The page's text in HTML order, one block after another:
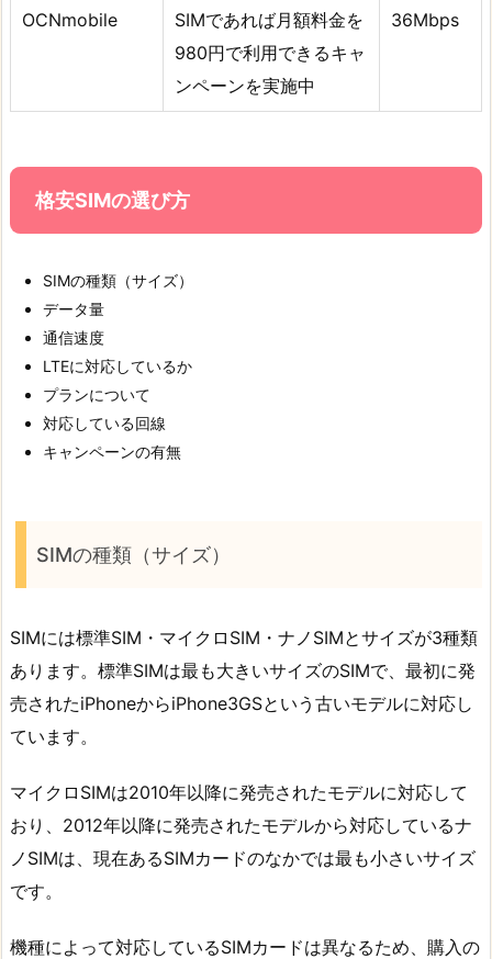
OCNmobile
SIMであれば月額料金を
980円で利用できるキャ
ンペーンを実施中
36Mbps
格安SIMの選び方
SIMの種類（サイズ）
データ量
通信速度
LTEに対応しているか
プランについて
対応している回線
キャンペーンの有無
SIMの種類（サイズ）
SIMには標準SIM・マイクロSIM・ナノSIMとサイズが3種類
あります。標準SIMは最も大きいサイズのSIMで、最初に発
売されたiPhoneからiPhone3GSという古いモデルに対応し
ています。
マイクロSIMは2010年以降に発売されたモデルに対応して
おり、2012年以降に発売されたモデルから対応しているナ
ノSIMは、現在あるSIMカードのなかでは最も小さいサイズ
です。
機種によって対応しているSIMカードは異なるため、購入の